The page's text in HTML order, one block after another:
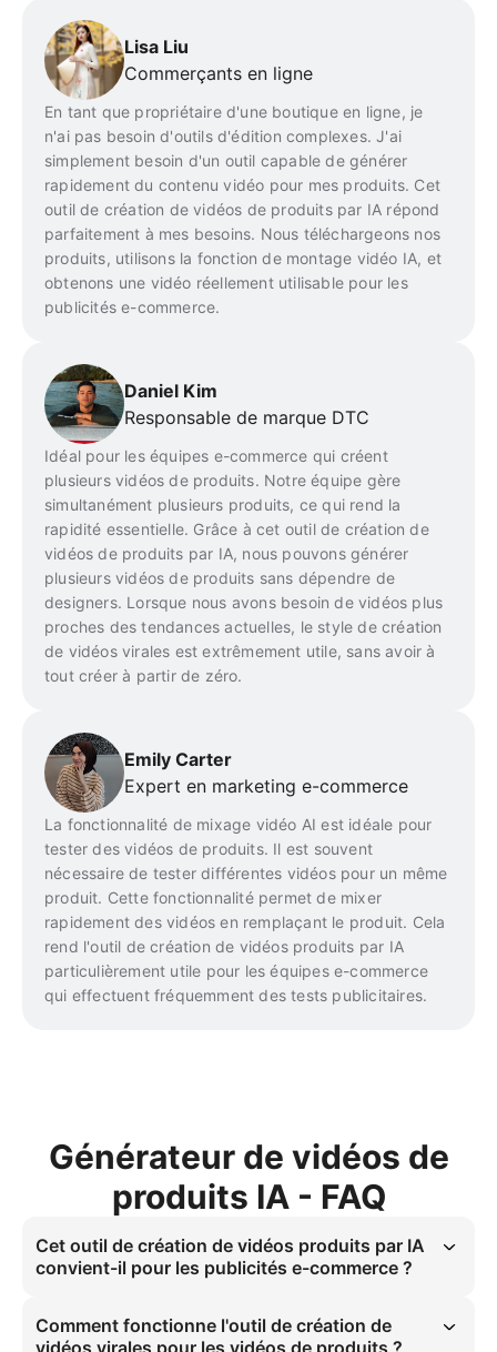
Lisa Liu
Commerçants en ligne
En tant que propriétaire d'une boutique en ligne, je
n'ai pas besoin d'outils d'édition complexes. J'ai
simplement besoin d'un outil capable de générer
rapidement du contenu vidéo pour mes produits. Cet
outil de création de vidéos de produits par IA répond
parfaitement à mes besoins. Nous téléchargeons nos
produits, utilisons la fonction de montage vidéo IA, et
obtenons une vidéo réellement utilisable pour les
publicités e-commerce.
Daniel Kim
Responsable de marque DTC
Idéal pour les équipes e-commerce qui créent
plusieurs vidéos de produits. Notre équipe gère
simultanément plusieurs produits, ce qui rend la
rapidité essentielle. Grâce à cet outil de création de
vidéos de produits par IA, nous pouvons générer
plusieurs vidéos de produits sans dépendre de
designers. Lorsque nous avons besoin de vidéos plus
proches des tendances actuelles, le style de création
de vidéos virales est extrêmement utile, sans avoir à
tout créer à partir de zéro.
Emily Carter
Expert en marketing e-commerce
La fonctionnalité de mixage vidéo AI est idéale pour
tester des vidéos de produits. Il est souvent
nécessaire de tester différentes vidéos pour un même
produit. Cette fonctionnalité permet de mixer
rapidement des vidéos en remplaçant le produit. Cela
rend l'outil de création de vidéos produits par IA
particulièrement utile pour les équipes e-commerce
qui effectuent fréquemment des tests publicitaires.
Générateur de vidéos de
produits IA - FAQ
Cet outil de création de vidéos produits par IA
convient-il pour les publicités e-commerce ?
conçu pour les vendeurs e-commerce afin de produire des vidéos
produits destinées à la publicité. Les vidéos générées respectent les
Comment fonctionne l'outil de création de